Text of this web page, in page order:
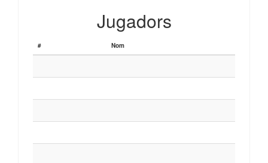
Jugadors
# Nom